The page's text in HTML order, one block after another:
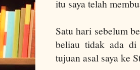
itu saya telah
Satu hari sebelum
beliau tidak ada di
tujuan asal saya ke